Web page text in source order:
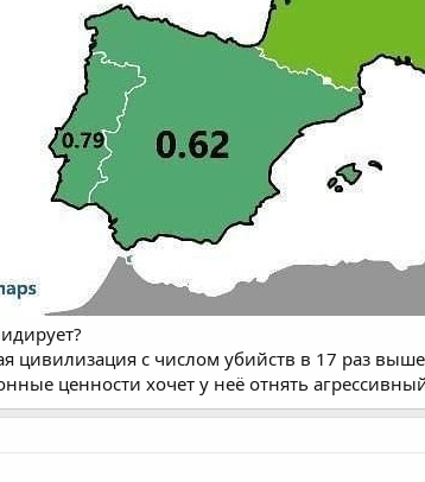
цивилизация с числом убийств в 17 раз
ценности хочет у неё отнять